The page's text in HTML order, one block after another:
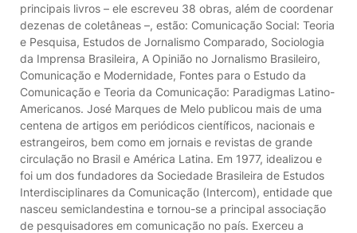
principais livros – ele escreveu 38 obras, além de coordenar
dezenas de coletâneas –, estão: Comunicação Social: Teoria
e Pesquisa, Estudos de Jornalismo Comparado, Sociologia
da Imprensa Brasileira, A Opinião no Jornalismo Brasileiro,
Comunicação e Modernidade, Fontes para o Estudo da
Comunicação e Teoria da Comunicação: Paradigmas Latino-
Americanos. José Marques de Melo publicou mais de uma
centena de artigos em periódicos científicos, nacionais e
estrangeiros, bem como em jornais e revistas de grande
circulação no Brasil e América Latina. Em 1977, idealizou e
foi um dos fundadores da Sociedade Brasileira de Estudos
Interdisciplinares da Comunicação (Intercom), entidade que
nasceu semiclandestina e tornou-se a principal associação
de pesquisadores em comunicação no país. Exerceu a